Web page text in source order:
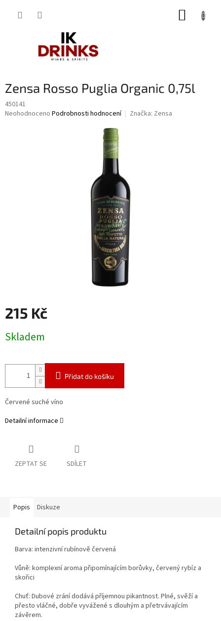
Zensa Rosso Puglia Organic 0,75l
450141
Průměrné
Neohodnoceno Podrobnosti hodnocení Značka: Zensa
215 Kč
cena:
Skladem
Přidat do košíku
Červené suché víno
Detailní informace
ZEPTAT SE SDÍLET
Popis Diskuze
Detailní popis produktu
Barva: intenzivní rubínově červená
Vůně: komplexní aroma připomínajícím borůvky, červený rybíz a
skořici
Chuť: Dubové zrání dodává příjemnou pikantnost. Plné, svěží a
přesto vláčné, dobře vyvážené s dlouhým a přetrvávajícím
závěrem.